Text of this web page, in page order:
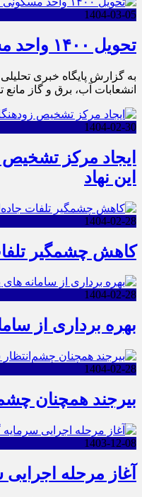
1404-03-05
تحویل ۱۴۰۰ واحد مسکونی در پروژه زعفرانیه بیرجند؛ منتظر رفع مشکلات انشعابات
انشعابات آب، برق و گاز
1404-02-30
ایجاد مرکز
این نهاد
1404-02-28
کاهش چشمگیر
1404-02-28
بهره برداری از
1404-02-28
بیرجند همچنان
1403-12-08
آغاز مرحله